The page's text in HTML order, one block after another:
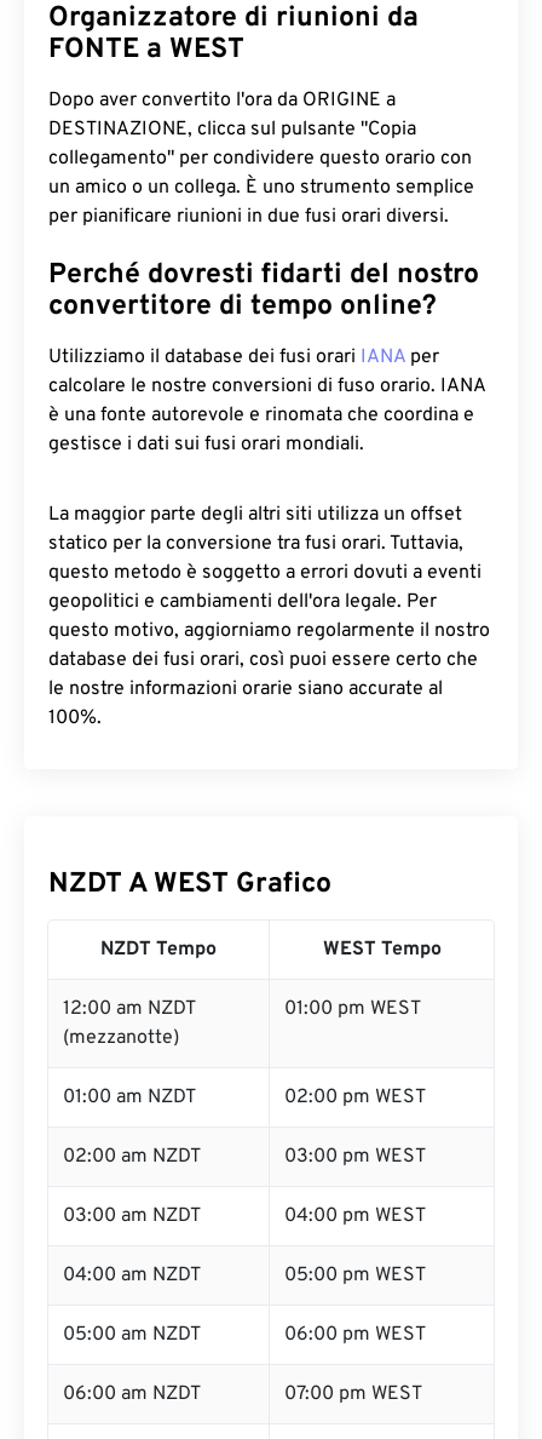
Organizzatore di riunioni da
FONTE a WEST
Dopo aver convertito l'ora da ORIGINE a
DESTINAZIONE, clicca sul pulsante "Copia
collegamento" per condividere questo orario con
un amico o un collega. È uno strumento semplice
per pianificare riunioni in due fusi orari diversi.
Perché dovresti fidarti del nostro
convertitore di tempo online?
Utilizziamo il database dei fusi orari IANA per
calcolare le nostre conversioni di fuso orario. IANA
è una fonte autorevole e rinomata che coordina e
gestisce i dati sui fusi orari mondiali.
La maggior parte degli altri siti utilizza un offset
statico per la conversione tra fusi orari. Tuttavia,
questo metodo è soggetto a errori dovuti a eventi
geopolitici e cambiamenti dell'ora legale. Per
questo motivo, aggiorniamo regolarmente il nostro
database dei fusi orari, così puoi essere certo che
le nostre informazioni orarie siano accurate al
100%.
NZDT A WEST Grafico
NZDT Tempo WEST Tempo
12:00 am NZDT
(mezzanotte)
01:00 pm WEST
01:00 am NZDT 02:00 pm WEST
02:00 am NZDT 03:00 pm WEST
03:00 am NZDT 04:00 pm WEST
04:00 am NZDT 05:00 pm WEST
05:00 am NZDT 06:00 pm WEST
06:00 am NZDT 07:00 pm WEST